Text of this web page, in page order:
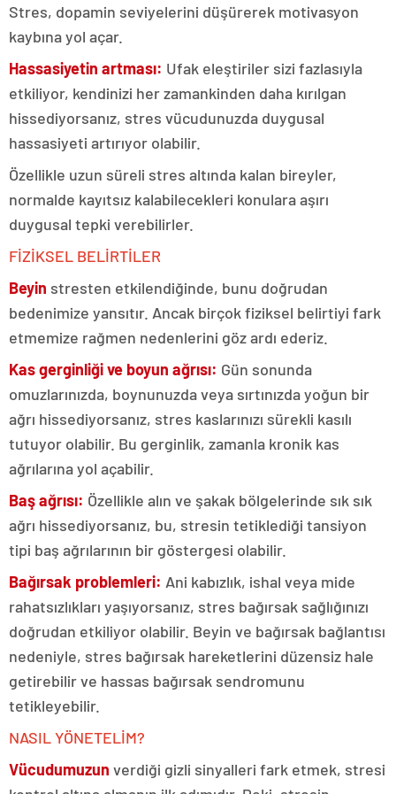
Stres, dopamin seviyelerini düşürerek motivasyon
kaybına yol açar.
Hassasiyetin artması: Ufak eleştiriler sizi fazlasıyla
etkiliyor, kendinizi her zamankinden daha kırılgan
hissediyorsanız, stres vücudunuzda duygusal
hassasiyeti artırıyor olabilir.
Özellikle uzun süreli stres altında kalan bireyler,
normalde kayıtsız kalabilecekleri konulara aşırı
duygusal tepki verebilirler.
FİZİKSEL BELİRTİLER
Beyin stresten etkilendiğinde, bunu doğrudan
bedenimize yansıtır. Ancak birçok fiziksel belirtiyi fark
etmemize rağmen nedenlerini göz ardı ederiz.
Kas gerginliği ve boyun ağrısı: Gün sonunda
omuzlarınızda, boynunuzda veya sırtınızda yoğun bir
ağrı hissediyorsanız, stres kaslarınızı sürekli kasılı
tutuyor olabilir. Bu gerginlik, zamanla kronik kas
ağrılarına yol açabilir.
Baş ağrısı: Özellikle alın ve şakak bölgelerinde sık sık
ağrı hissediyorsanız, bu, stresin tetiklediği tansiyon
tipi baş ağrılarının bir göstergesi olabilir.
Bağırsak problemleri: Ani kabızlık, ishal veya mide
rahatsızlıkları yaşıyorsanız, stres bağırsak sağlığınızı
doğrudan etkiliyor olabilir. Beyin ve bağırsak bağlantısı
nedeniyle, stres bağırsak hareketlerini düzensiz hale
getirebilir ve hassas bağırsak sendromunu
tetikleyebilir.
NASIL YÖNETELİM?
Vücudumuzun verdiği gizli sinyalleri fark etmek, stresi